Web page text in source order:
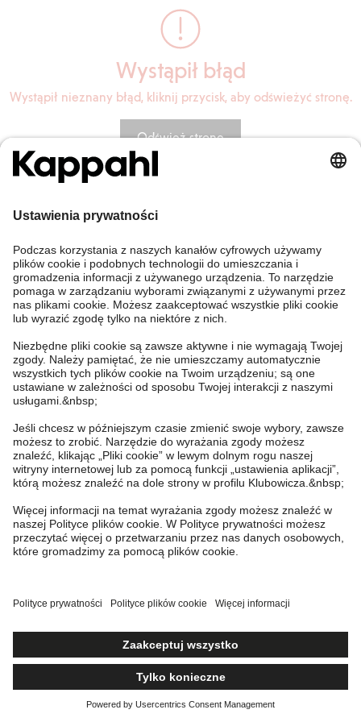
Wystąpił błąd
Wystąpił nieznany błąd, kliknij przycisk, aby odświeżyć stronę.
Odśwież stronę